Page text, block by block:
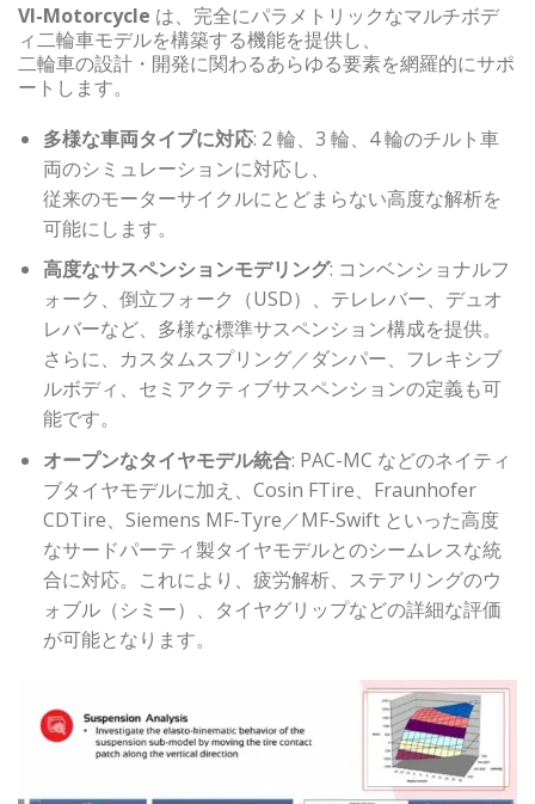
VI-Motorcycle は、完全にパラメトリックなマルチボデ
ィ二輪車モデルを構築する機能を提供し、
二輪車の設計・開発に関わるあらゆる要素を網羅的にサポ
ートします。
多様な車両タイプに対応: 2 輪、3 輪、4 輪のチルト車
両のシミュレーションに対応し、
従来のモーターサイクルにとどまらない高度な解析を
可能にします。
高度なサスペンションモデリング: コンベンショナルフ
ォーク、倒立フォーク（USD）、テレレバー、デュオ
レバーなど、多様な標準サスペンション構成を提供。
さらに、カスタムスプリング／ダンパー、フレキシブ
ルボディ、セミアクティブサスペンションの定義も可
能です。
オープンなタイヤモデル統合: PAC-MC などのネイティ
ブタイヤモデルに加え、Cosin FTire、Fraunhofer
CDTire、Siemens MF-Tyre／MF-Swift といった高度
なサードパーティ製タイヤモデルとのシームレスな統
合に対応。これにより、疲労解析、ステアリングのウ
ォブル（シミー）、タイヤグリップなどの詳細な評価
が可能となります。